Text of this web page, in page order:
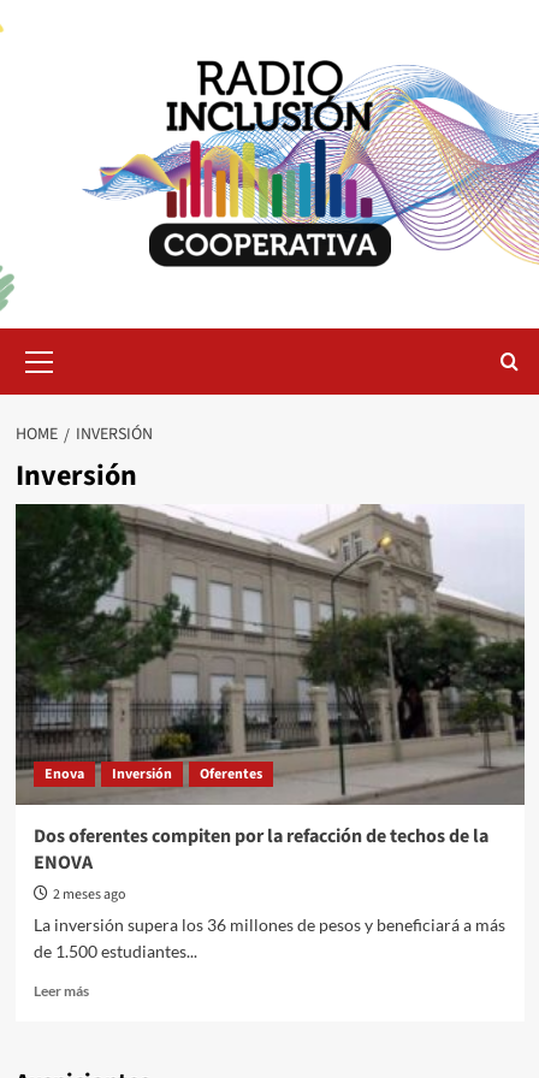
Menu
HOME INVERSIÓN
Inversión
Enova Inversión Oferentes
Dos oferentes compiten por la refacción de techos de la
ENOVA
2 meses ago
La inversión supera los 36 millones de pesos y beneficiará a más
de 1.500 estudiantes...
Leer másRead